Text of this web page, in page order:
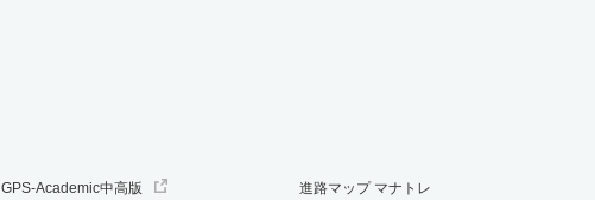
GPS-Academic中高版 進路マップ マナトレ